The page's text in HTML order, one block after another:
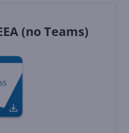
(no Teams)